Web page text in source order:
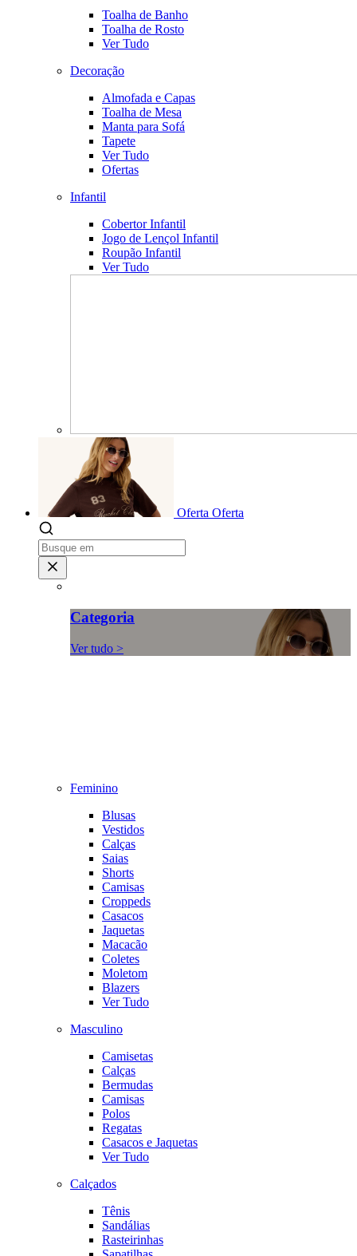
Toalha de Banho
Toalha de Rosto
Ver Tudo
Decoração
Almofada e Capas
Toalha de Mesa
Manta para Sofá
Tapete
Ver Tudo
Ofertas
Infantil
Cobertor Infantil
Jogo de Lençol Infantil
Roupão Infantil
Ver Tudo
Oferta Oferta
Categoria
Ver tudo >
Feminino
Blusas
Vestidos
Calças
Saias
Shorts
Camisas
Croppeds
Casacos
Jaquetas
Macacão
Coletes
Moletom
Blazers
Ver Tudo
Masculino
Camisetas
Calças
Bermudas
Camisas
Polos
Regatas
Casacos e Jaquetas
Ver Tudo
Calçados
Tênis
Sandálias
Rasteirinhas